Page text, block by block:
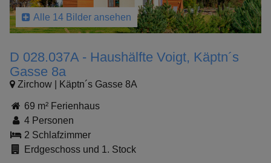
Alle 14 Bilder ansehen
D 028.037A - Haushälfte Voigt, Käptn´s
Gasse 8a
Zirchow | Käptn´s Gasse 8A
69 m² Ferienhaus
4 Personen
2 Schlafzimmer
Erdgeschoss und 1. Stock